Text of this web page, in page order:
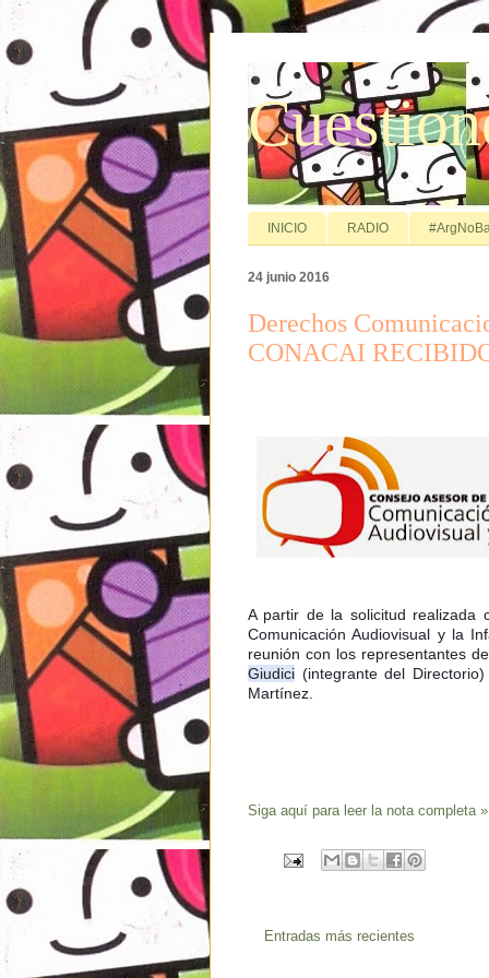
INICIO RADIO
24 junio 2016
Derechos
CONACAI
A partir de la solicitud realizada
Comunicación Audiovisual y la
reunión con los representantes
Giudici (integrante del
Martínez.
Siga aquí para leer la nota completa »
Entradas más recientes